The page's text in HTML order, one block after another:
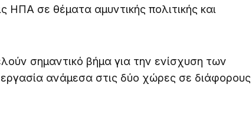
ΗΠΑ σε θέματα αμυντικής πολιτικής και
σημαντικό βήμα για την ενίσχυση των
ανάμεσα στις δύο χώρες σε διάφορους